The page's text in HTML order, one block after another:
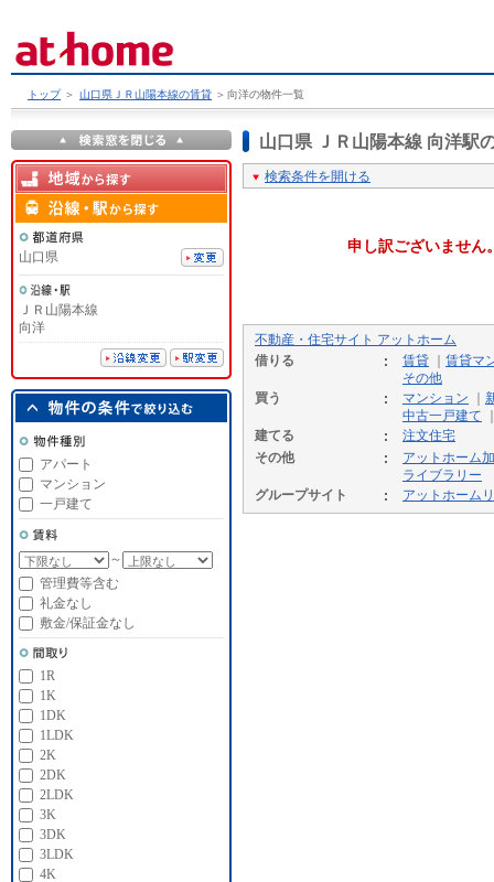
トップ ＞ 山口県ＪＲ山陽本線の賃貸 ＞ 向洋の物件一覧
山口県 ＪＲ山陽本線 向洋駅
検索条件を開ける
申し訳ございません
不動産・住宅サイト アットホーム
借りる
賃貸
賃貸マ
その他
買う
マンション
中古一戸建て
建てる
注文住宅
その他
アットホーム
ライブラリー
グループサイト
アットホーム
山口県
ＪＲ山陽本線
向洋
アパート
マンション
一戸建て
～
管理費等含む
礼金なし
敷金/保証金なし
1R
1K
1DK
1LDK
2K
2DK
2LDK
3K
3DK
3LDK
4K